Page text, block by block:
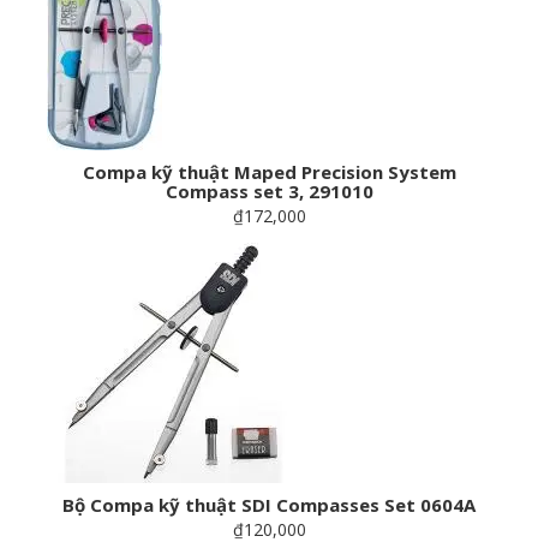
Compa kỹ thuật Maped Precision System
Compass set 3, 291010
₫172,000
Bộ Compa kỹ thuật SDI Compasses Set 0604A
₫120,000